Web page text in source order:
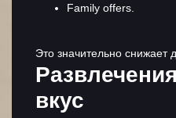
Family offers.
Это значительно снижает
вкус